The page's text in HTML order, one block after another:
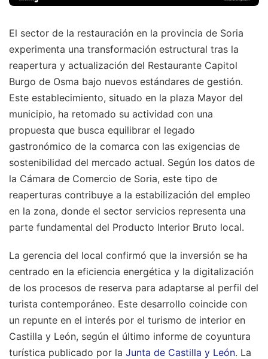
El sector de la restauración en la provincia de Soria
experimenta una transformación estructural tras la
reapertura y actualización del Restaurante Capitol
Burgo de Osma bajo nuevos estándares de gestión.
Este establecimiento, situado en la plaza Mayor del
municipio, ha retomado su actividad con una
propuesta que busca equilibrar el legado
gastronómico de la comarca con las exigencias de
sostenibilidad del mercado actual. Según los datos de
la Cámara de Comercio de Soria, este tipo de
reaperturas contribuye a la estabilización del empleo
en la zona, donde el sector servicios representa una
parte fundamental del Producto Interior Bruto local.
La gerencia del local confirmó que la inversión se ha
centrado en la eficiencia energética y la digitalización
de los procesos de reserva para adaptarse al perfil del
turista contemporáneo. Este desarrollo coincide con
un repunte en el interés por el turismo de interior en
Castilla y León, según el último informe de coyuntura
turística publicado por la Junta de Castilla y León. La